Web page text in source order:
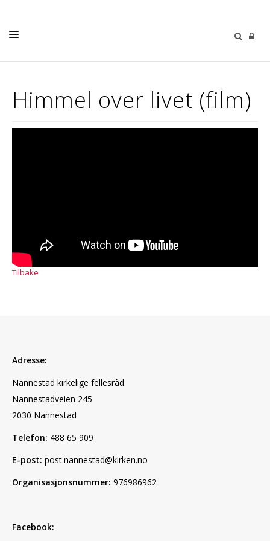
BARN OG UNGE
Himmel over livet (film)
Tilbake
Adresse:
Nannestad kirkelige fellesråd
Nannestadveien 245
2030 Nannestad
Telefon: 488 65 909
E-post: post.nannestad@kirken.no
Organisasjonsnummer: 976986962
Facebook: